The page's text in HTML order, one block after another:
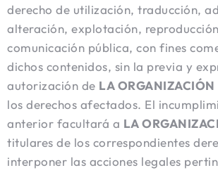
derecho de utilización, traducción,
alteración, explotación,
comunicación pública, con fines
dichos contenidos, sin la previa y
autorización de LA ORGANIZACIÓN
los derechos afectados. El
anterior facultará a LA
titulares de los correspondientes
interponer las acciones legales